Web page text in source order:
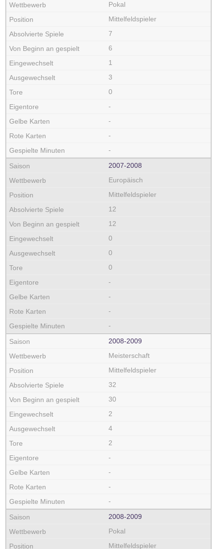
Pokal
Mittelfeldspieler
7
6
1
3
0
-
-
-
-
2007‑2008
Europäisch
Mittelfeldspieler
12
12
0
0
0
-
-
-
-
2008‑2009
Meisterschaft
Mittelfeldspieler
32
30
2
4
2
-
-
-
-
2008‑2009
Pokal
Mittelfeldspieler